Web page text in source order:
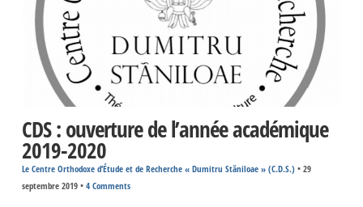
CDS : ouverture de l’année académique
2019-2020
Le Centre Orthodoxe d’Étude et de Recherche « Dumitru Stăniloae » (C.D.S.)• 29
septembre 2019• 4 Comments